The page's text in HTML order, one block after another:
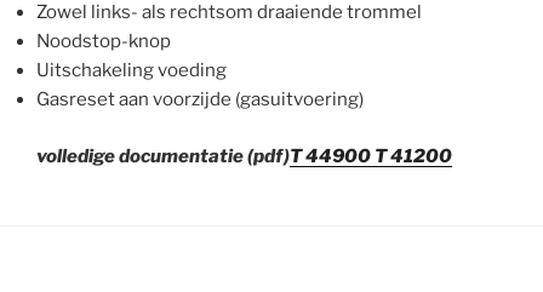
Zowel links- als rechtsom draaiende trommel
Noodstop-knop
Uitschakeling voeding
Gasreset aan voorzijde (gasuitvoering)
volledige documentatie (pdf)T 44900 T 41200